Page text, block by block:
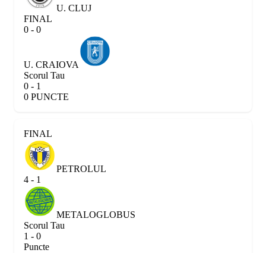
U. CLUJ
FINAL
0 - 0
U. CRAIOVA
Scorul Tau
0 - 1
0 PUNCTE
FINAL
PETROLUL
4 - 1
METALOGLOBUS
Scorul Tau
1 - 0
Puncte